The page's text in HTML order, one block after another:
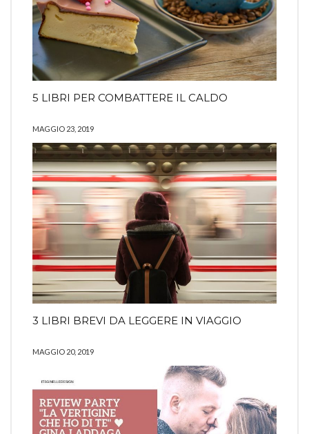
5 LIBRI PER COMBATTERE IL CALDO
MAGGIO 23, 2019
3 LIBRI BREVI DA LEGGERE IN VIAGGIO
MAGGIO 20, 2019